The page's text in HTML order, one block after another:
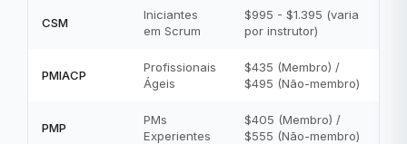
CSM
Iniciantes
em Scrum
$995 - $1.395 (varia
por instrutor)
PMIACP
Profissionais
Ágeis
$435 (Membro) /
$495 (Não-membro)
PMP
PMs
Experientes
$405 (Membro) /
$555 (Não-membro)